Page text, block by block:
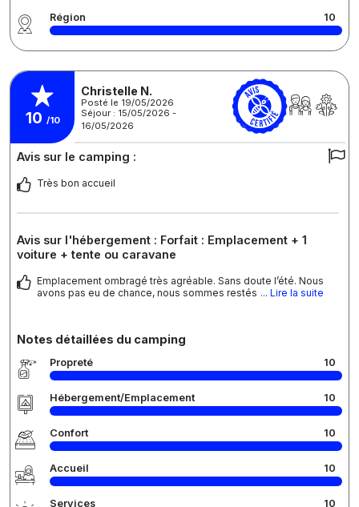
Région 10
10 /10
Christelle N.
Posté le 19/05/2026
Séjour : 15/05/2026 -
16/05/2026
Avis sur le camping :
Très bon accueil
Avis sur l'hébergement : Forfait : Emplacement + 1
voiture + tente ou caravane
Emplacement ombragé très agréable. Sans doute l’été. Nous
avons pas eu de chance, nous sommes restés ... Lire la suite
Notes détaillées du camping
Propreté 10
Hébergement/Emplacement 10
Confort 10
Accueil 10
Services 10